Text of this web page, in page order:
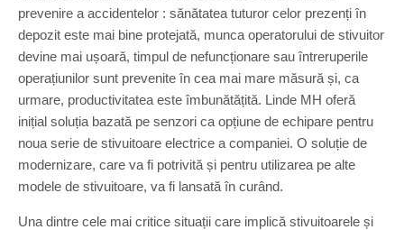
prevenire a accidentelor : sănătatea tuturor celor prezenți în
depozit este mai bine protejată, munca operatorului de stivuitor
devine mai ușoară, timpul de nefuncționare sau întreruperile
operațiunilor sunt prevenite în cea mai mare măsură și, ca
urmare, productivitatea este îmbunătățită. Linde MH oferă
inițial soluția bazată pe senzori ca opțiune de echipare pentru
noua serie de stivuitoare electrice a companiei. O soluție de
modernizare, care va fi potrivită și pentru utilizarea pe alte
modele de stivuitoare, va fi lansată în curând.
Una dintre cele mai critice situații care implică stivuitoarele și